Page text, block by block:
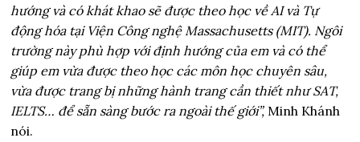
hướng và có khát khao sẽ được theo học về AI và Tự
động hóa tại Viện Công nghệ Massachusetts (MIT). Ngôi
trường này phù hợp với định hướng của em và có thể
giúp em vừa được theo học các môn học chuyên sâu,
vừa được trang bị những hành trang cần thiết như SAT,
IELTS… để sẵn sàng bước ra ngoài thế giới”,Minh Khánh
nói.